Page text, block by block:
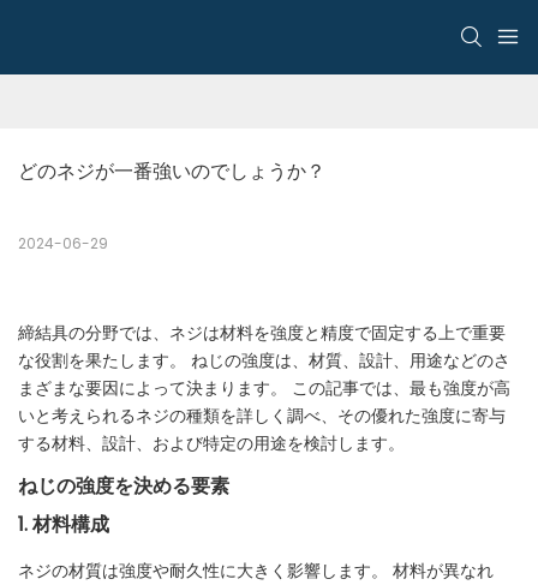
どのネジが一番強いのでしょうか？
2024-06-29
締結具の分野では、ネジは材料を強度と精度で固定する上で重要
な役割を果たします。 ねじの強度は、材質、設計、用途などのさ
まざまな要因によって決まります。 この記事では、最も強度が高
いと考えられるネジの種類を詳しく調べ、その優れた強度に寄与
する材料、設計、および特定の用途を検討します。
ねじの強度を決める要素
1. 材料構成
ネジの材質は強度や耐久性に大きく影響します。 材料が異なれ